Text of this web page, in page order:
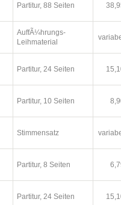
Partitur, 88 Seiten
AuffÃ¼hrungs-
Leihmaterial
Partitur, 24 Seiten
Partitur, 10 Seiten
Stimmensatz
Partitur, 8 Seiten
Partitur, 24 Seiten